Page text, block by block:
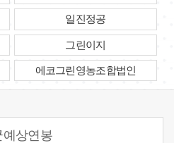
일진정공
그린이지
에코그린영농조합법인
예상연봉